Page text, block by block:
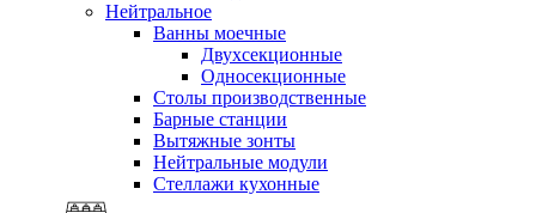
Нейтральное
Ванны моечные
Двухсекционные
Односекционные
Столы производственные
Барные станции
Вытяжные зонты
Нейтральные модули
Стеллажи кухонные